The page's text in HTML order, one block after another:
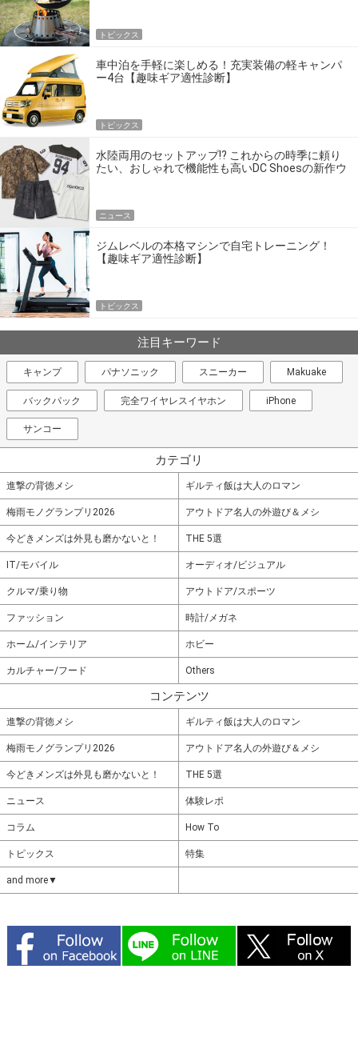
トピックス
車中泊を手軽に楽しめる！充実装備の軽キャンパ
ー4台【趣味ギア適性診断】
トピックス
水陸両用のセットアップ!? これからの時季に頼り
たい、おしゃれで機能性も高いDC Shoesの新作ウ
ニュース
ジムレベルの本格マシンで自宅トレーニング！
【趣味ギア適性診断】
トピックス
注目キーワード
キャンプ パナソニック スニーカー Makuake
バックパック 完全ワイヤレスイヤホン iPhone
サンコー
カテゴリ
進撃の背徳メシ ギルティ飯は大人のロマン
梅雨モノグランプリ2026 アウトドア名人の外遊び＆メシ
今どきメンズは外見も磨かないと！ THE 5選
IT/モバイル オーディオ/ビジュアル
クルマ/乗り物 アウトドア/スポーツ
ファッション 時計/メガネ
ホーム/インテリア ホビー
カルチャー/フード Others
コンテンツ
進撃の背徳メシ ギルティ飯は大人のロマン
梅雨モノグランプリ2026 アウトドア名人の外遊び＆メシ
今どきメンズは外見も磨かないと！ THE 5選
ニュース 体験レポ
コラム How To
トピックス 特集
and more▼